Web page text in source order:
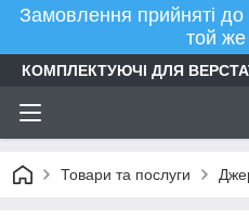
Замовлення прийняті
той
КОМПЛЕКТУЮЧІ ДЛЯ
Товари та послуги